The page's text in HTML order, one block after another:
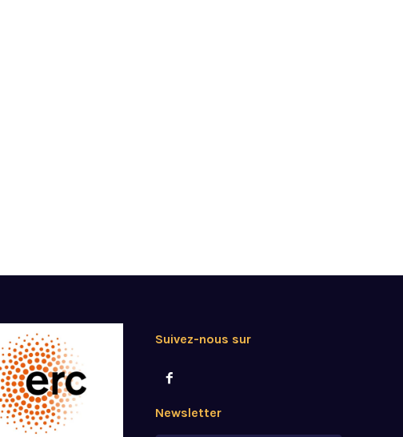
Suivez-nous sur
Newsletter